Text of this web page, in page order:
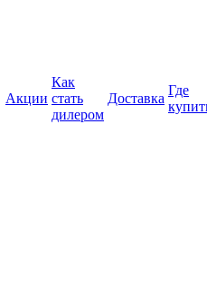
Акции
Как
стать
дилером
Доставка
Где